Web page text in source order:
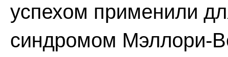
успехом применили
синдромом Мэллори-